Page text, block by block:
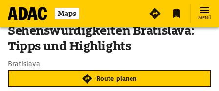
Maps MENÜ
Sehenswürdigkeiten Bratislava:
Tipps und Highlights
Bratislava
Route planen